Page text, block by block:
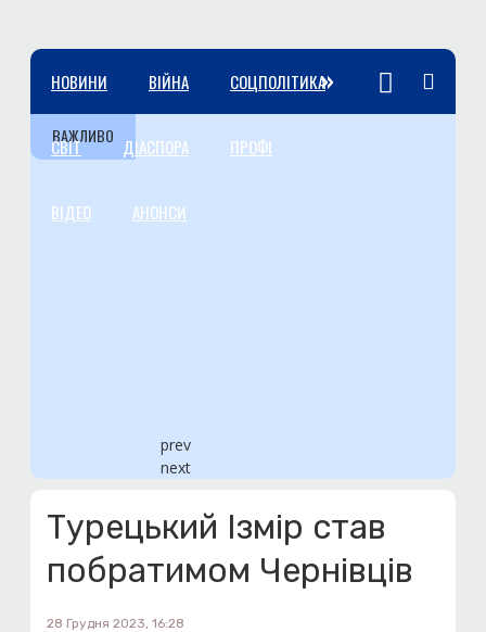
НОВИНИ ВІЙНА СОЦПОЛІТИКА
СВІТ ДІАСПОРА ПРОФІ
ВІДЕО АНОНСИ
»
ВАЖЛИВО
prev
next
Турецький Ізмір став
побратимом Чернівців
28 Грудня 2023, 16:28